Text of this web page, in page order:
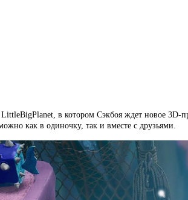
в котором Сэкбоя ждет новое
как в одиночку, так и вместе с друзьями.